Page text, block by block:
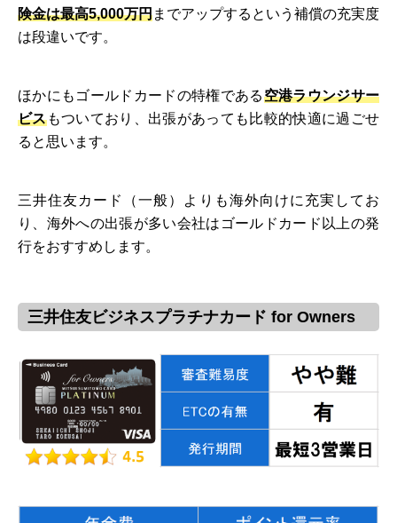
険金は最高5,000万円までアップするという補償の充実度
は段違いです。
ほかにもゴールドカードの特権である空港ラウンジサー
ビスもついており、出張があっても比較的快適に過ごせ
ると思います。
三井住友カード（一般）よりも海外向けに充実してお
り、海外への出張が多い会社はゴールドカード以上の発
行をおすすめします。
三井住友ビジネスプラチナカード for Owners